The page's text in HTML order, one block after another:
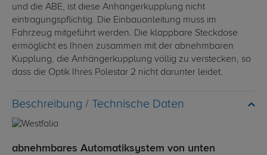
und die ABE, ist diese Anhängerkupplung nicht
eintragungspflichtig. Die Einbauanleitung muss im
Fahrzeug mitgeführt werden. Die klappbare Steckdose
ermöglicht es Ihnen zusammen mit der abnehmbaren
Kupplung, die Anhängerkupplung völlig zu verstecken, so
dass die Optik Ihres Polestar 2 nicht darunter leidet.
Technische Daten
abnehmbares Automatiksystem von unten